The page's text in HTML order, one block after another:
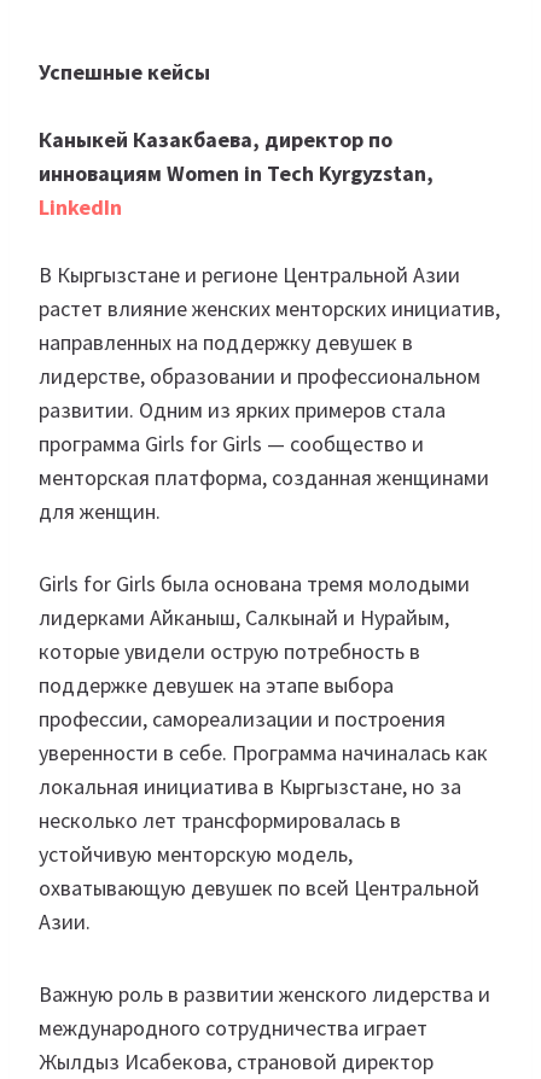
Успешные кейсы
Каныкей Казакбаева, директор по
инновациям Women in Tech Kyrgyzstan,
LinkedIn
В Кыргызстане и регионе Центральной Азии
растет влияние женских менторских инициатив,
направленных на поддержку девушек в
лидерстве, образовании и профессиональном
развитии. Одним из ярких примеров стала
программа Girls for Girls — сообщество и
менторская платформа, созданная женщинами
для женщин.
Girls for Girls была основана тремя молодыми
лидерками Айканыш, Салкынай и Нурайым,
которые увидели острую потребность в
поддержке девушек на этапе выбора
профессии, самореализации и построения
уверенности в себе. Программа начиналась как
локальная инициатива в Кыргызстане, но за
несколько лет трансформировалась в
устойчивую менторскую модель,
охватывающую девушек по всей Центральной
Азии.
Важную роль в развитии женского лидерства и
международного сотрудничества играет
Жылдыз Исабекова, страновой директор